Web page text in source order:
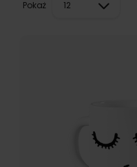
Pokaż 12